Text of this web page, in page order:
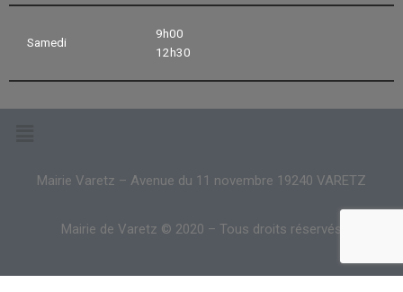
Samedi
9h00
12h30
Mairie Varetz – Avenue du 11 novembre 19240 VARETZ
Mairie de Varetz © 2020 – Tous droits réservés